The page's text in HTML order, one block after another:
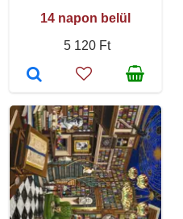
14 napon belül
5 120 Ft